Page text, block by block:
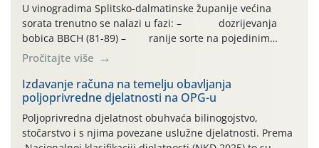
U vinogradima Splitsko-dalmatinske županije većina
sorata trenutno se nalazi u fazi: – dozrijevanja
bobica BBCH (81-89) – ranije sorte na pojedinim
lokalitetima već su dozrele te su spremne za berbu Zbog
visokih temperatura i dugotrajnog izostanka oborina
razvoj vinove loze odvija se uredno, a zdravstveno stanje
većine vinograda je dobro. Srednje dnevne temperature
zraka […]
Pročitajte više
Izdavanje računa na temelju obavljanja
poljoprivredne djelatnosti na OPG-u
Poljoprivredna djelatnost obuhvaća bilinogojstvo,
stočarstvo i s njima povezane uslužne djelatnosti. Prema